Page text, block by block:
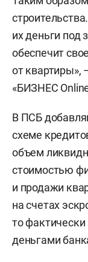
их деньги под
обеспечит
от квартиры»,
«БИЗНЕС
В ПСБ
схеме
объем
стоимостью
и продажи
на счетах
то
деньгами